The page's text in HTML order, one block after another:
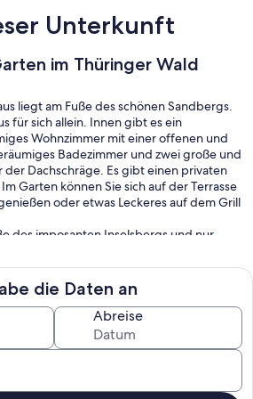
Unterkunft
im Thüringer Wald
liegt am Fuße des schönen Sandbergs.
für sich allein. Innen gibt es ein
Wohnzimmer mit einer offenen und
Badezimmer und zwei große und
der Dachschräge. Es gibt einen privaten
Garten können Sie sich auf der Terrasse
oder etwas Leckeres auf dem Grill
des imposanten Inselsbergs und nur
der schönsten Mittelgebirgslandschaften
sich dichte Wälder, weite Ausblicke
Wer Ruhe, Natur und aktive Erholung
des Thüringer Waldes liegt das
seinen rund 500 Einwohnern ist es ein
abseits von Hektik und
man so richtig die Seele baumeln
die Daten an
Abreise